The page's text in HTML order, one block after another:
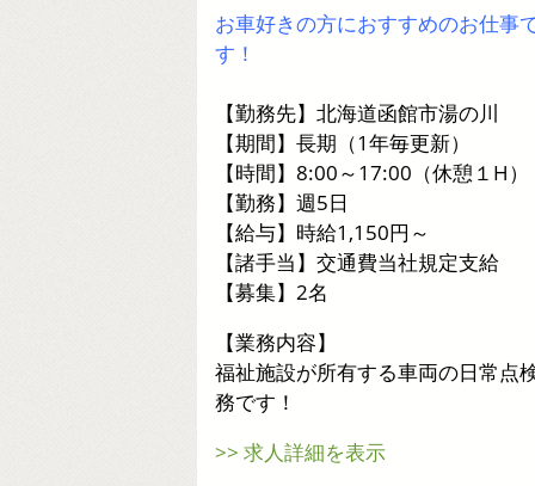
お車好きの方におすすめのお仕事
す！
【勤務先】北海道函館市湯の川
【期間】長期（1年毎更新）
【時間】8:00～17:00（休憩１H）
【勤務】週5日
【給与】時給1,150円～
【諸手当】交通費当社規定支給
【募集】2名
【業務内容】
福祉施設が所有する車両の日常点
務です！
>> 求人詳細を表示